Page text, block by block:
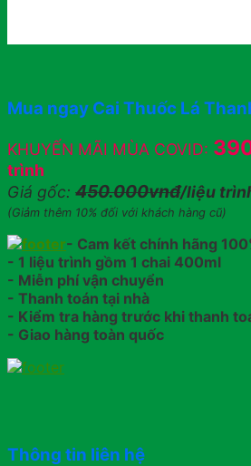
Mua ngay Cai Thuốc Lá
KHUYẾN MÃI MÙA COVID:
trình
Giá gốc: 450.000vnđ/liệu
(Giảm thêm 10% đối với khách hàng cũ)
- Cam kết chính hãng
- 1 liệu trình gồm 1 chai 400ml
- Miễn phí vận chuyển
- Thanh toán tại nhà
- Kiểm tra hàng trước khi thanh
- Giao hàng toàn quốc
Thông tin liên hệ